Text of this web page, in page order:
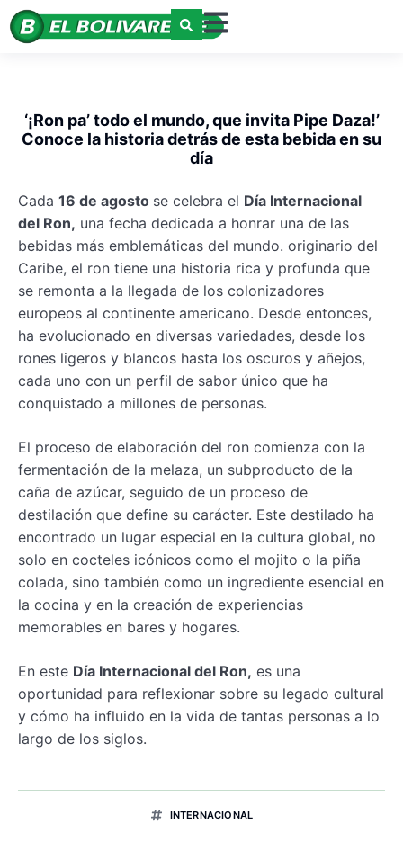
‘¡Ron pa’ todo el mundo, que invita Pipe Daza!’
Conoce la historia detrás de esta bebida en su
día
Cada 16 de agosto se celebra el Día Internacional
del Ron, una fecha dedicada a honrar una de las
bebidas más emblemáticas del mundo. originario del
Caribe, el ron tiene una historia rica y profunda que
se remonta a la llegada de los colonizadores
europeos al continente americano. Desde entonces,
ha evolucionado en diversas variedades, desde los
rones ligeros y blancos hasta los oscuros y añejos,
cada uno con un perfil de sabor único que ha
conquistado a millones de personas.
El proceso de elaboración del ron comienza con la
fermentación de la melaza, un subproducto de la
caña de azúcar, seguido de un proceso de
destilación que define su carácter. Este destilado ha
encontrado un lugar especial en la cultura global, no
solo en cocteles icónicos como el mojito o la piña
colada, sino también como un ingrediente esencial en
la cocina y en la creación de experiencias
memorables en bares y hogares.
En este Día Internacional del Ron, es una
oportunidad para reflexionar sobre su legado cultural
y cómo ha influido en la vida de tantas personas a lo
largo de los siglos.
INTERNACIONAL